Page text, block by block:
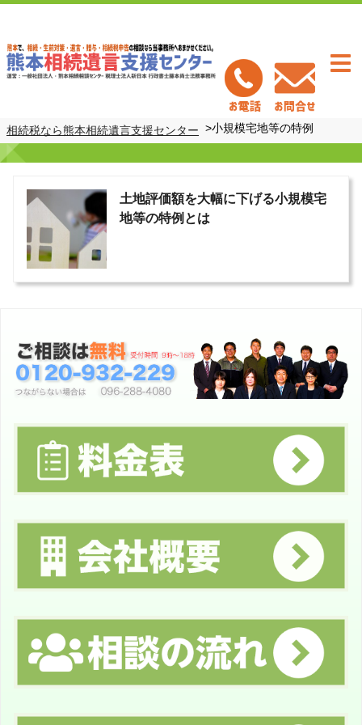
相続税なら熊本相続遺言支援センター >小規模宅地等の特例
土地評価額を大幅に下げる小規模宅
地等の特例とは